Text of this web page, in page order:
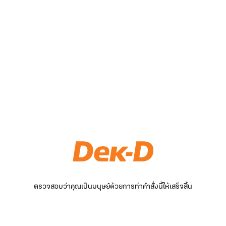
ตรวจสอบว่าคุณเป็นมนุษย์ด้วยการทำคำสั่งนี้ให้เสร็จสิ้น